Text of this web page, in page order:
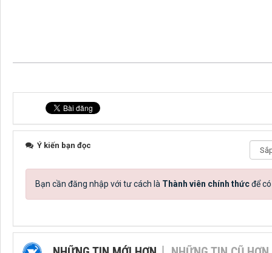
Ý kiến bạn đọc
Bạn cần đăng nhập với tư cách là Thành viên chính thứcđể